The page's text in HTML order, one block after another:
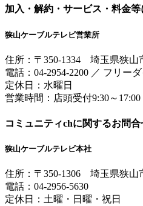
加入・解約・サービス・料金
狭山ケーブルテレビ営業所
住所： 〒350-1334 埼玉県狭山
電話： 04-2954-2200 ／ フリーダ
定休日：水曜日
営業時間： 店頭受付9:30～17:00
コミュニティchに関するお問合
狭山ケーブルテレビ本社
住所： 〒350-1306 埼玉県狭山
電話： 04-2956-5630
定休日：土曜・日曜・祝日